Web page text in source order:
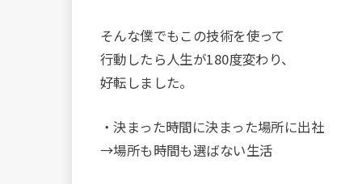
そんな僕でもこの技術を使って
行動したら人生が180度変わり、
好転しました。
・決まった時間に決まった場所に出社
→場所も時間も選ばない生活